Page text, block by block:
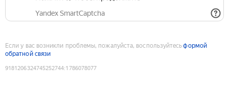
Yandex SmartCaptcha
Если у вас возникли проблемы, пожалуйста, воспользуйтесьформой
обратной связи
9181206324745252744:1786078077